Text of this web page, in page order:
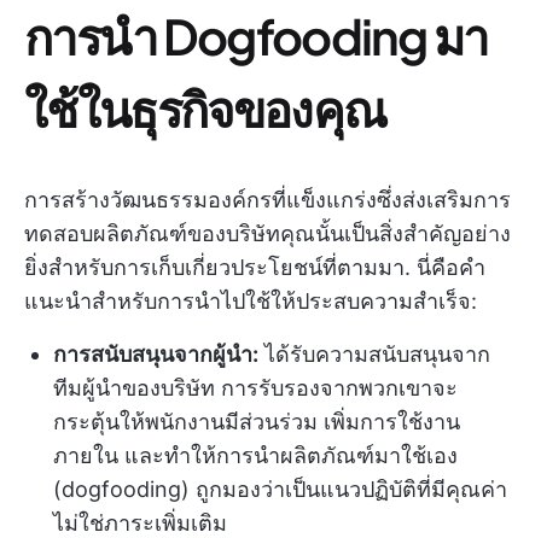
การนำ Dogfooding มา
ใช้ในธุรกิจของคุณ
การสร้างวัฒนธรรมองค์กรที่แข็งแกร่งซึ่งส่งเสริมการ
ทดสอบผลิตภัณฑ์ของบริษัทคุณนั้นเป็นสิ่งสำคัญอย่าง
ยิ่งสำหรับการเก็บเกี่ยวประโยชน์ที่ตามมา. นี่คือคำ
แนะนำสำหรับการนำไปใช้ให้ประสบความสำเร็จ:
การสนับสนุนจากผู้นำ: ได้รับความสนับสนุนจาก
ทีมผู้นำของบริษัท การรับรองจากพวกเขาจะ
กระตุ้นให้พนักงานมีส่วนร่วม เพิ่มการใช้งาน
ภายใน และทำให้การนำผลิตภัณฑ์มาใช้เอง
(dogfooding) ถูกมองว่าเป็นแนวปฏิบัติที่มีคุณค่า
ไม่ใช่ภาระเพิ่มเติม